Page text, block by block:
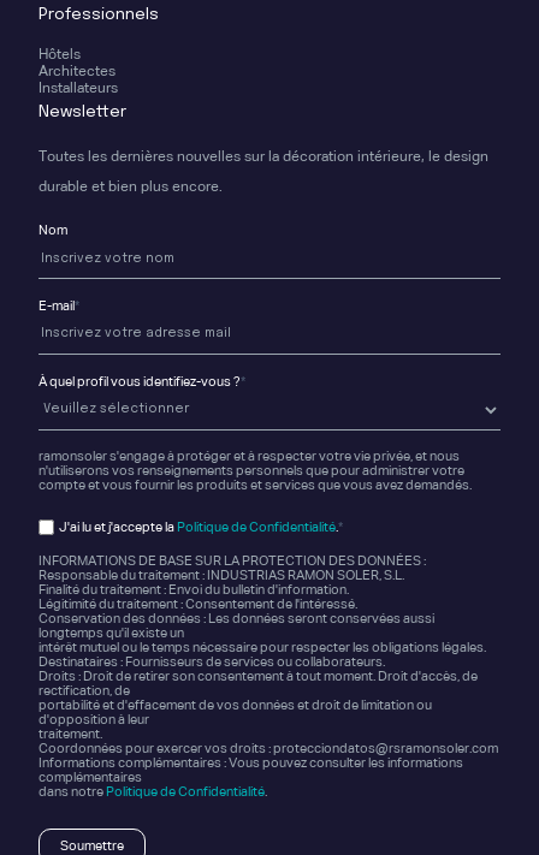
Professionnels
Hôtels
Architectes
Installateurs
Newsletter
Toutes les dernières nouvelles sur la décoration intérieure, le design
durable et bien plus encore.
Nom
E-mail *
À quel profil vous identifiez-vous ?*
ramonsoler s'engage à protéger et à respecter votre vie privée, et nous
n'utiliserons vos renseignements personnels que pour administrer votre
compte et vous fournir les produits et services que vous avez demandés.
J'ai lu et j'accepte la Politique de Confidentialité.*
INFORMATIONS DE BASE SUR LA PROTECTION DES DONNÉES :
Responsable du traitement : INDUSTRIAS RAMON SOLER, S.L.
Finalité du traitement : Envoi du bulletin d'information.
Légitimité du traitement : Consentement de l'intéressé.
Conservation des données : Les données seront conservées aussi
longtemps qu'il existe un
intérêt mutuel ou le temps nécessaire pour respecter les obligations légales.
Destinataires : Fournisseurs de services ou collaborateurs.
Droits : Droit de retirer son consentement à tout moment. Droit d'accès, de
rectification, de
portabilité et d'effacement de vos données et droit de limitation ou
d'opposition à leur
traitement.
Coordonnées pour exercer vos droits : protecciondatos@rsramonsoler.com
Informations complémentaires : Vous pouvez consulter les informations
complémentaires
dans notre Politique de Confidentialité